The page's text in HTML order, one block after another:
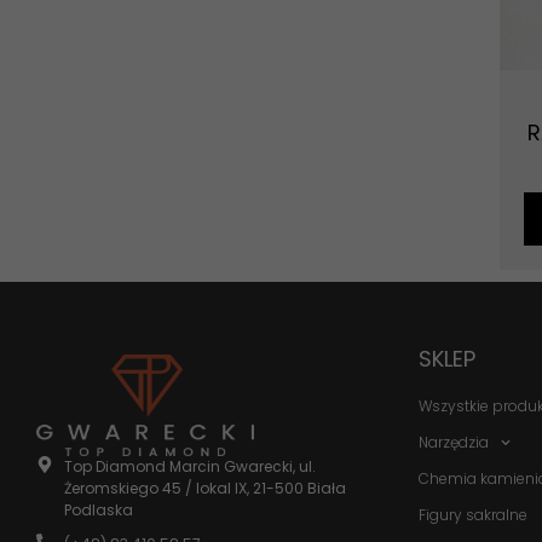
Top Diamond Marcin Gwarecki, ul.
Żeromskiego 45 / lokal IX, 21-500 Biała
Podlaska
SKLEP
Wszystkie
Narzędzia
Chemia
Figury sakralne